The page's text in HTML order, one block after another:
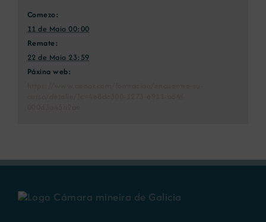
Comezo:
11 de Maio 00:00
Remate:
22 de Maio 23:59
Páxina web: